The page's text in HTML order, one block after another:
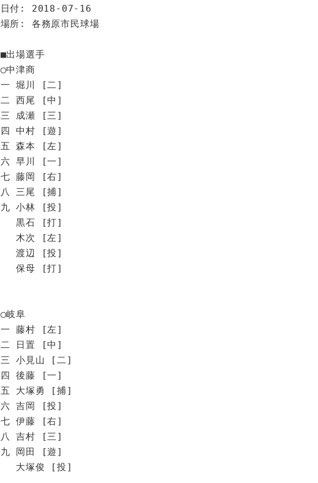
日付: 2018-07-16
場所: 各務原市民球場
■出場選手
◯中津商
一 堀川 [二]
二 西尾 [中]
三 成瀬 [三]
四 中村 [遊]
五 森本 [左]
六 早川 [一]
七 藤岡 [右]
八 三尾 [捕]
九 小林 [投]
黒石 [打]
木次 [左]
渡辺 [投]
保母 [打]
◯岐阜
一 藤村 [左]
二 日置 [中]
三 小見山 [二]
四 後藤 [一]
五 大塚勇 [捕]
六 吉岡 [投]
七 伊藤 [右]
八 吉村 [三]
九 岡田 [遊]
大塚俊 [投]